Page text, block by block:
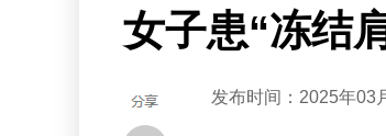
女子患“冻结
发布时间：2025年03